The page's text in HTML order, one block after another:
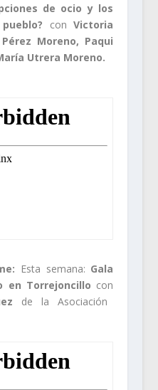
de ocio y los
conVictoria
Moreno, Paqui
Utrera Moreno.
Esta semana: Gala
en Torrejoncillo con
de la Asociación